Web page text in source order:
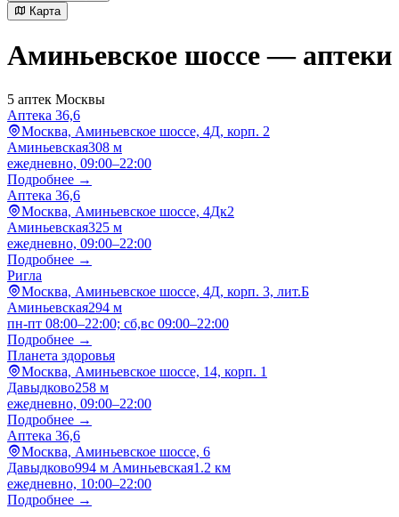
Карта
Аминьевское шоссе — аптеки
5 аптек Москвы
Аптека 36,6
Москва, Аминьевское шоссе, 4Д, корп. 2
Аминьевская308 м
ежедневно, 09:00–22:00
Подробнее →
Аптека 36,6
Москва, Аминьевское шоссе, 4Дк2
Аминьевская325 м
ежедневно, 09:00–22:00
Подробнее →
Ригла
Москва, Аминьевское шоссе, 4Д, корп. 3, лит.Б
Аминьевская294 м
пн-пт 08:00–22:00; сб,вс 09:00–22:00
Подробнее →
Планета здоровья
Москва, Аминьевское шоссе, 14, корп. 1
Давыдково258 м
ежедневно, 09:00–22:00
Подробнее →
Аптека 36,6
Москва, Аминьевское шоссе, 6
Давыдково994 м Аминьевская1.2 км
ежедневно, 10:00–22:00
Подробнее →